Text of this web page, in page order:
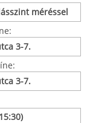
méréssel
3-7.
3-7.